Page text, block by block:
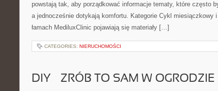
powstają tak, aby porządkować informacje tematy, które często
a jednocześnie dotykają komfortu. Kategorie Cykl miesiączkowy
łamach MediluxClinic pojawiają się materiały […]
CATEGORIES: NIERUCHOMOŚCI
DIY – ZRÓB TO SAM W OGRODZIE